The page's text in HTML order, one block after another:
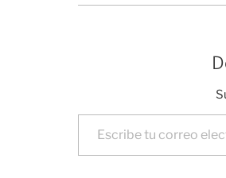
Escribe tu correo electrónico…